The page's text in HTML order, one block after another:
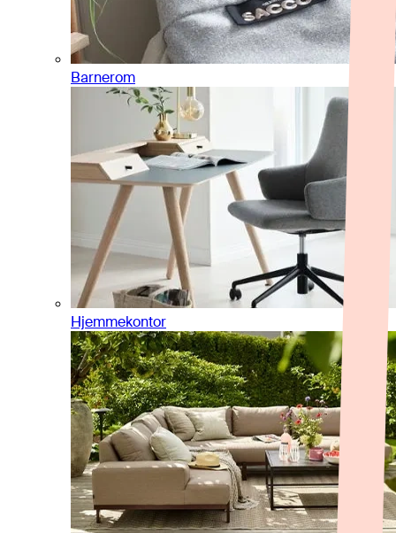
Barnerom
Hjemmekontor